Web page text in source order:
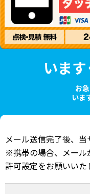
いま
お
いま
メール送信完了後、当
※携帯の場合、メール
許可設定をお願いいた